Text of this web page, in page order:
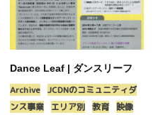
Dance Leaf | ダンスリーフ
Archive JCDNのコミュニティダ
ンス事業
エリア別 教育 映像